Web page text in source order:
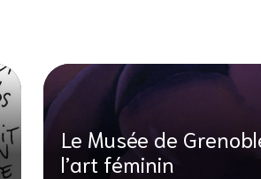
Le Musée de
l’art féminin